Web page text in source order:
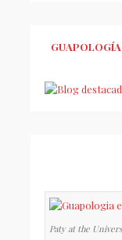
Paty at the